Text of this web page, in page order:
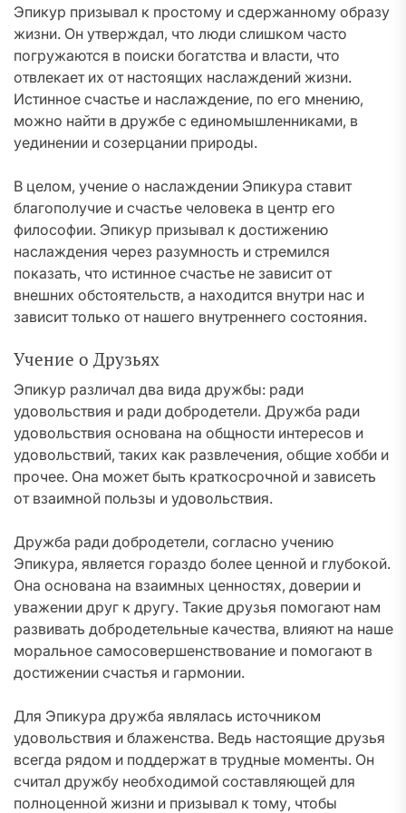
Эпикур призывал к простому и сдержанному образу
жизни. Он утверждал, что люди слишком часто
погружаются в поиски богатства и власти, что
отвлекает их от настоящих наслаждений жизни.
Истинное счастье и наслаждение, по его мнению,
можно найти в дружбе с единомышленниками, в
уединении и созерцании природы.
В целом, учение о наслаждении Эпикура ставит
благополучие и счастье человека в центр его
философии. Эпикур призывал к достижению
наслаждения через разумность и стремился
показать, что истинное счастье не зависит от
внешних обстоятельств, а находится внутри нас и
зависит только от нашего внутреннего состояния.
Учение о Друзьях
Эпикур различал два вида дружбы: ради
удовольствия и ради добродетели. Дружба ради
удовольствия основана на общности интересов и
удовольствий, таких как развлечения, общие хобби и
прочее. Она может быть краткосрочной и зависеть
от взаимной пользы и удовольствия.
Дружба ради добродетели, согласно учению
Эпикура, является гораздо более ценной и глубокой.
Она основана на взаимных ценностях, доверии и
уважении друг к другу. Такие друзья помогают нам
развивать добродетельные качества, влияют на наше
моральное самосовершенствование и помогают в
достижении счастья и гармонии.
Для Эпикура дружба являлась источником
удовольствия и блаженства. Ведь настоящие друзья
всегда рядом и поддержат в трудные моменты. Он
считал дружбу необходимой составляющей для
полноценной жизни и призывал к тому, чтобы